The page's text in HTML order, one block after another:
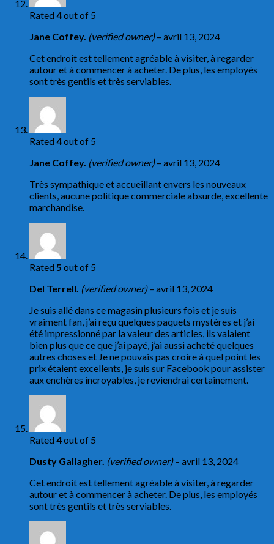
Rated4out of 5
Jane Coffey. (verified owner) – avril 13, 2024
Cet endroit est tellement agréable à visiter, à regarder
autour et à commencer à acheter. De plus, les employés
sont très gentils et très serviables.
Rated4out of 5
Jane Coffey. (verified owner) – avril 13, 2024
Très sympathique et accueillant envers les nouveaux
clients, aucune politique commerciale absurde, excellente
marchandise.
Rated5 out of 5
Del Terrell. (verified owner) – avril 13, 2024
Je suis allé dans ce magasin plusieurs fois et je suis
vraiment fan, j’ai reçu quelques paquets mystères et j’ai
été impressionné par la valeur des articles, ils valaient
bien plus que ce que j’ai payé, j’ai aussi acheté quelques
autres choses et Je ne pouvais pas croire à quel point les
prix étaient excellents, je suis sur Facebook pour assister
aux enchères incroyables, je reviendrai certainement.
Rated4out of 5
Dusty Gallagher. (verified owner) – avril 13, 2024
Cet endroit est tellement agréable à visiter, à regarder
autour et à commencer à acheter. De plus, les employés
sont très gentils et très serviables.